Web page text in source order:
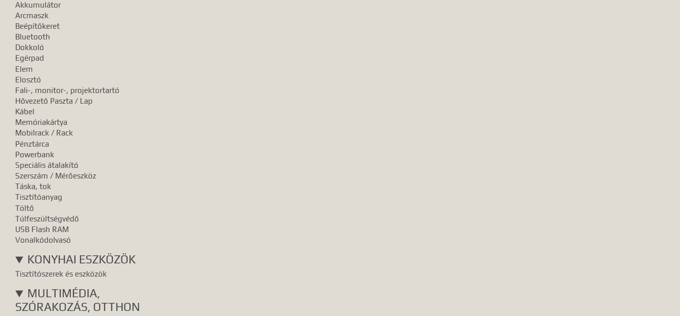
Akkumulátor
Arcmaszk
Beépítőkeret
Bluetooth
Dokkoló
Egérpad
Elem
Elosztó
Fali-, monitor-, projektortartó
Hővezető Paszta / Lap
Kábel
Memóriakártya
Mobilrack / Rack
Pénztárca
Powerbank
Speciális átalakító
Szerszám / Mérőeszköz
Táska, tok
Tisztítóanyag
Töltő
Túlfeszültségvédő
USB Flash RAM
Vonalkódolvasó
KONYHAI ESZKÖZÖK
Tisztítószerek és eszközök
MULTIMÉDIA,
SZÓRAKOZÁS, OTTHON